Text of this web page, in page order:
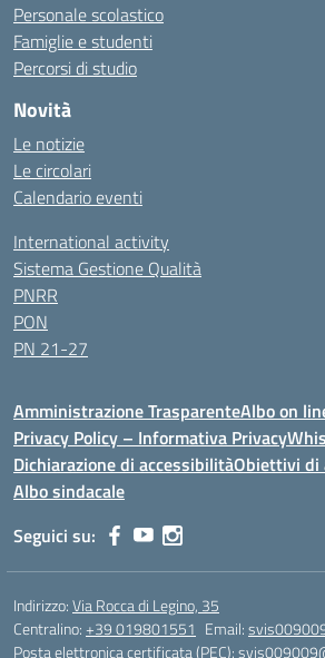
Personale scolastico
Famiglie e studenti
Percorsi di studio
Novità
Le notizie
Le circolari
Calendario eventi
International activity
Sistema Gestione Qualità
PNRR
PON
PN 21-27
Amministrazione TrasparenteAlbo on
Privacy Policy – Informativa Privacy
Dichiarazione di accessibilitàObiettivi di
Albo sindacale
Seguici su:
Indirizzo:Via Rocca di Legino, 35
Centralino:+39 019801551 Email:
Posta elettronica certificata (PEC):